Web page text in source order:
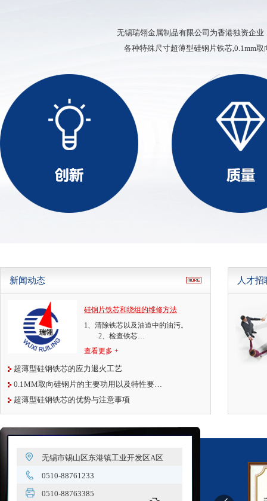
硅钢薄带
ED、XD、SD型铁芯
无锡瑞翎金属制品有限公司为香港独资企
各种特殊尺寸超薄型硅钢片铁芯,0.1mm
新闻动态
硅钢片铁芯和绕组的维修方法
1、清除铁芯以及油道中的油污。
2、检查铁芯…
查看更多 +
超薄型硅钢铁芯的应力退火工艺
0.1MM取向硅钢片的主要功用以及特性要…
超薄型硅钢铁芯的优势与注意事项
人才招
无锡市锡山区东港镇工业开发区A区
0510-88761233
0510-88763385